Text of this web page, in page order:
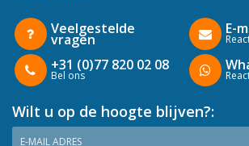
Veelgestelde
vragen
+31 (0)77 820 02 08
Bel ons
E-
Wilt u op de hoogte blijven?:
E-MAIL ADRES